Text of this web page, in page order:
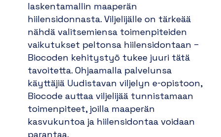
laskentamallin maaperän
hiilensidonnasta. Viljelijälle on tärkeää
nähdä valitsemiensa toimenpiteiden
vaikutukset peltonsa hiilensidontaan –
Biocoden kehitystyö tukee juuri tätä
tavoitetta. Ohjaamalla palvelunsa
käyttäjiä Uudistavan viljelyn e-opistoon,
Biocode auttaa viljelijää tunnistamaan
toimenpiteet, joilla maaperän
kasvukuntoa ja hiilensidontaa voidaan
parantaa.